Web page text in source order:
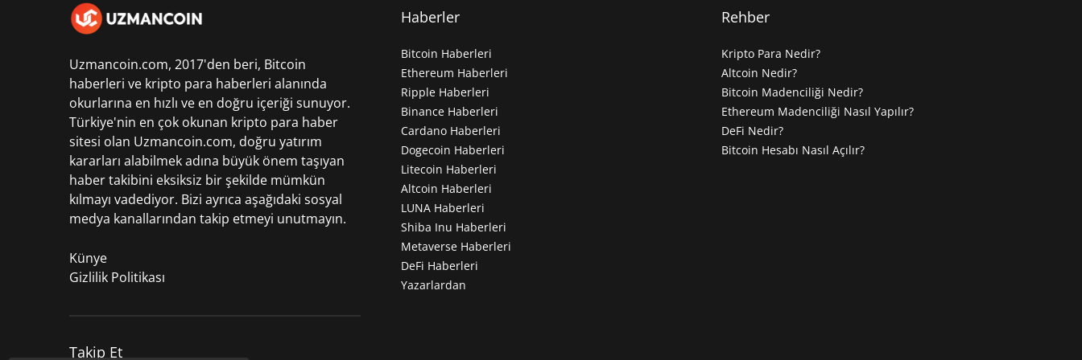
Uzmancoin.com, 2017'den beri, Bitcoin
haberleri ve kripto para haberleri alanında
okurlarına en hızlı ve en doğru içeriği sunuyor.
Türkiye'nin en çok okunan kripto para haber
sitesi olan Uzmancoin.com, doğru yatırım
kararları alabilmek adına büyük önem taşıyan
haber takibini eksiksiz bir şekilde mümkün
kılmayı vadediyor. Bizi ayrıca aşağıdaki sosyal
medya kanallarından takip etmeyi unutmayın.
Künye
Gizlilik Politikası
Takip Et
Haberler
Bitcoin Haberleri
Ethereum Haberleri
Ripple Haberleri
Binance Haberleri
Cardano Haberleri
Dogecoin Haberleri
Litecoin Haberleri
Altcoin Haberleri
LUNA Haberleri
Shiba Inu Haberleri
Metaverse Haberleri
DeFi Haberleri
Yazarlardan
Rehber
Kripto Para Nedir?
Altcoin Nedir?
Bitcoin Madenciliği Nedir?
Ethereum Madenciliği Nasıl Yapılır?
DeFi Nedir?
Bitcoin Hesabı Nasıl Açılır?